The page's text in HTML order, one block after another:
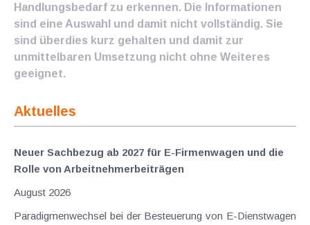
Handlungsbedarf zu erkennen. Die Informationen
sind eine Auswahl und damit nicht vollständig. Sie
sind überdies kurz gehalten und damit zur
unmittelbaren Umsetzung nicht ohne Weiteres
geeignet.
Aktuelles
Neuer Sachbezug ab 2027 für E-Firmenwagen und die
Rolle von Arbeitnehmer​­beiträgen
August 2026
Paradigmenwechsel bei der Besteuerung von E-Dienstwagen